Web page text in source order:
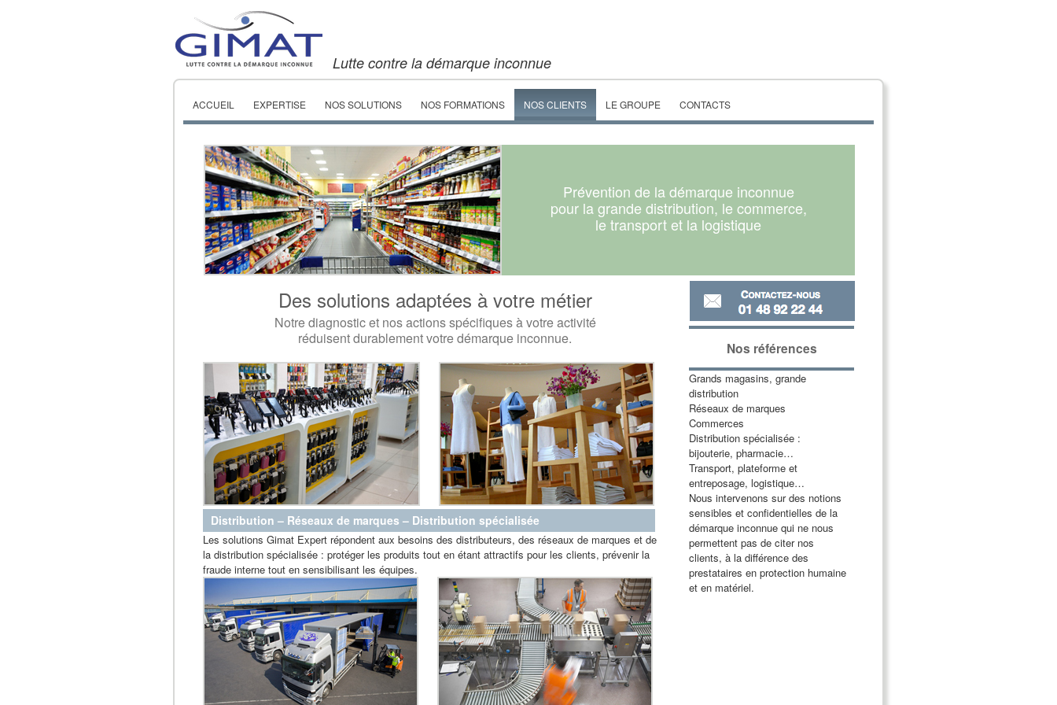
Lutte contre la démarque inconnue
ACCUEIL EXPERTISE NOS SOLUTIONS NOS FORMATIONS NOS CLIENTS LE GROUPE CONTACTS
Prévention de la démarque inconnue
pour la grande distribution, le commerce,
le transport et la logistique
Des solutions adaptées à votre métier
Notre diagnostic et nos actions spécifiques à votre activité
réduisent durablement votre démarque inconnue.
Distribution – Réseaux de marques – Distribution spécialisée
Les solutions Gimat Expert répondent aux besoins des distributeurs, des réseaux de marques et de
la distribution spécialisée : protéger les produits tout en étant attractifs pour les clients, prévenir la
fraude interne tout en sensibilisant les équipes.
Nos références
Grands magasins, grande
distribution
Réseaux de marques
Commerces
Distribution spécialisée :
bijouterie, pharmacie…
Transport, plateforme et
entreposage, logistique…
Nous intervenons sur des notions
sensibles et confidentielles de la
démarque inconnue qui ne nous
permettent pas de citer nos
clients, à la différence des
prestataires en protection humaine
et en matériel.